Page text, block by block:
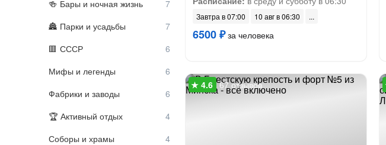
Завтра в 07:00 10 авг в 06:30
6500 ₽за человека
67 отзывов
Бары и ночная жизнь
Парки и усадьбы
СССР
Мифы и легенды
Фабрики и заводы
Активный отдых
Соборы и храмы